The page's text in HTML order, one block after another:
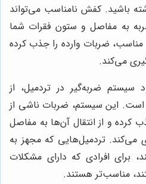
باشید. کفش نامناسب می‌تواند
به مفاصل و ستون فقرات شما
ضربات وارده را جذب کرده
می‌کند.
سیستم ضربه‌گیر در تردمیل، از
است. این سیستم، ضربات ناشی از
کرده و از انتقال آن‌ها به مفاصل
می‌کند. تردمیل‌هایی که مجهز به
برای افرادی که دارای مشکلات
مناسب‌تر هستند.